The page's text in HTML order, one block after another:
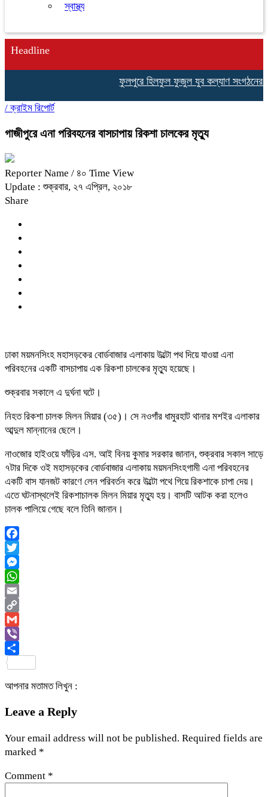
স্বাস্থ্য
Headline
ফুলপুরে হিলফুল ফুজুল যুব কল্যাণ সংগঠনের
/ক্রাইম রিপোর্ট
গাজীপুরে এনা পরিবহনের বাসচাপায় রিকশা চালকের মৃত্যু
Reporter Name / ৪০ Time View
Update : শুক্রবার, ২৭ এপ্রিল, ২০১৮
Share
ঢাকা ময়মনসিংহ মহাসড়কের বোর্ডবাজার এলাকায় উল্টো পথ দিয়ে যাওয়া এনা
পরিবহনের একটি বাসচাপায় এক রিকশা চালকের মৃত্যু হয়েছে।
শুক্রবার সকালে এ দুর্ঘনা ঘটে।
নিহত রিকশা চালক মিলন মিয়ার (৩৫)। সে নওগাঁর ধামুরহাট থানার মশইর এলাকার
আব্দুল মান্নানের ছেলে।
নাওজোর হাইওয়ে ফাঁড়ির এস. আই বিনয় কুমার সরকার জানান, শুক্রবার সকাল সাড়ে
৭টার দিকে ওই মহাসড়কের বোর্ডবাজার এলাকায় ময়মনসিংহগামী এনা পরিবহনের
একটি বাস যানজট কারণে লেন পরিবর্তন করে উল্টো পথে গিয়ে রিকশাকে চাপা দেয়।
এতে ঘটনাস্থলেই রিকশাচালক মিলন মিয়ার মৃত্যু হয়। বাসটি আটক করা হলেও
চালক পালিয়ে গেছে বলে তিনি জানান।
Facebook
Twitter
Messenger
WhatsApp
Email
Copy
Link
Gmail
Viber
আপনার মতামত লিখুন :
Leave a Reply
Your email address will not be published. Required fields are
marked *
Comment *